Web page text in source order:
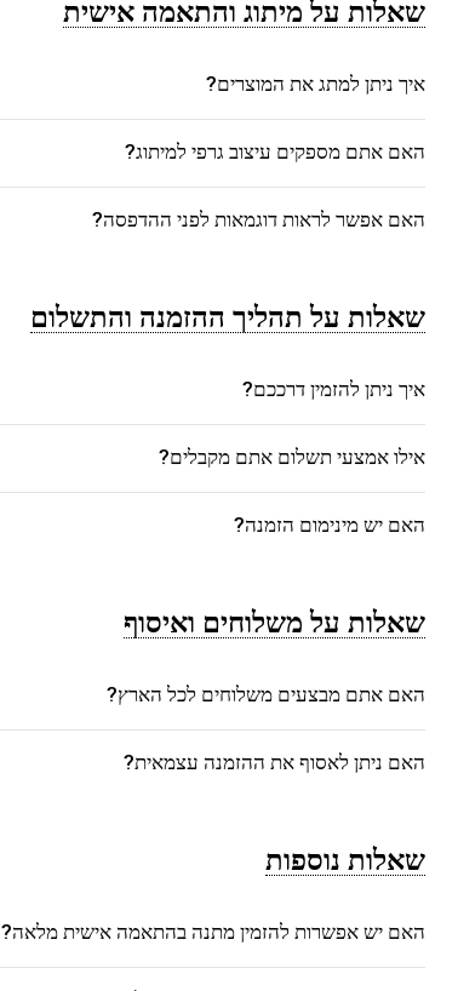
שאלות על מיתוג והתאמה אישית
איך ניתן למתג את המוצרים?
האם אתם מספקים עיצוב גרפי למיתוג?
האם אפשר לראות דוגמאות לפני ההדפסה?
שאלות על תהליך ההזמנה והתשלום
איך ניתן להזמין דרככם?
אילו אמצעי תשלום אתם מקבלים?
האם יש מינימום הזמנה?
שאלות על משלוחים ואיסוף
האם אתם מבצעים משלוחים לכל הארץ?
האם ניתן לאסוף את ההזמנה עצמאית?
שאלות נוספות
האם יש אפשרות להזמין מתנה בהתאמה אישית מלאה?